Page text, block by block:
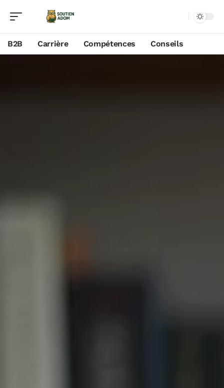
B2B Carrière Compétences Conseils